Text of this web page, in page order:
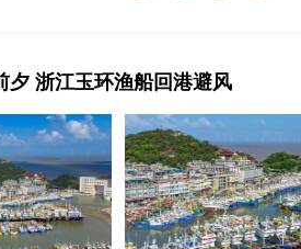
夕 浙江玉环渔船回港避风